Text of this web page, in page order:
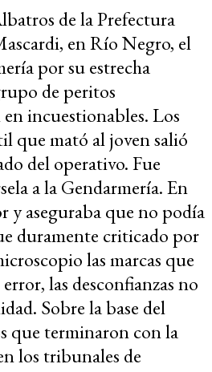
de la Prefectura
en Río Negro, el
por su estrecha
de peritos
incuestionables. Los
que mató al joven salió
del operativo. Fue
a la Gendarmería. En
y aseguraba que no podía
duramente criticado por
las marcas que
las desconfianzas no
Sobre la base del
que terminaron con la
los tribunales de